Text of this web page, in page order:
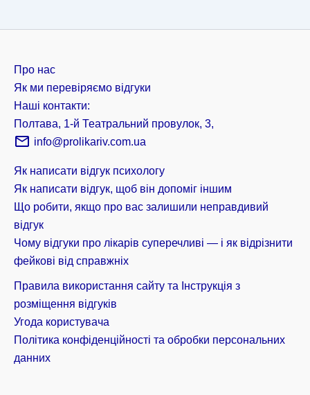
Про нас
Як ми перевіряємо відгуки
Наші контакти:
Полтава, 1-й Театральний провулок, 3,
info@prolikariv.com.ua
Як написати відгук психологу
Як написати відгук, щоб він допоміг іншим
Що робити, якщо про вас залишили неправдивий
відгук
Чому відгуки про лікарів суперечливі — і як відрізнити
фейкові від справжніх
Правила використання сайту та Інструкція з
розміщення відгуків
Угода користувача
Політика конфіденційності та обробки персональних
данних